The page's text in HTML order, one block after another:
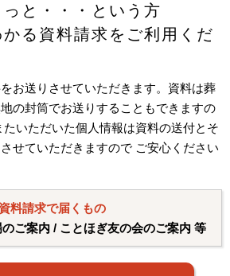
と・・・という方
る資料請求をご利用くだ
お送りさせていただきます。資料は葬
の封筒でお送りすることもできますの
いただいた個人情報は資料の送付とそ
せていただきますので ご安心ください
資料請求で届くもの
ご案内 / ことほぎ友の会のご案内 等